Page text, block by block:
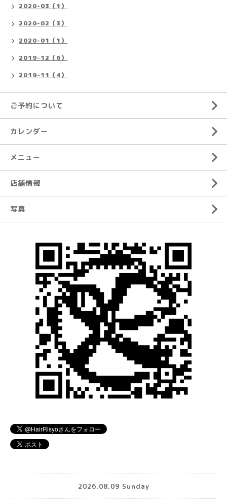
2020-03（1）
2020-02（3）
2020-01（1）
2019-12（6）
2019-11（4）
ご予約について
カレンダー
メニュー
店舗情報
写真
2026.08.09 Sunday